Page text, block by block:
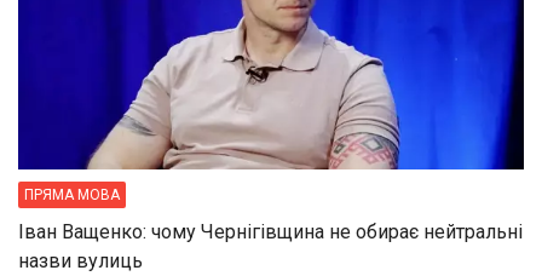
ПРЯМА МОВА
Іван Ващенко: чому Чернігівщина не обирає нейтральні
назви вулиць